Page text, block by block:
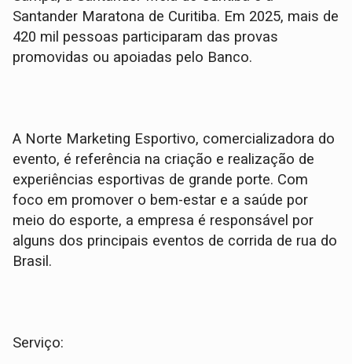
Santander Maratona de Curitiba. Em 2025, mais de
420 mil pessoas participaram das provas
promovidas ou apoiadas pelo Banco.
A Norte Marketing Esportivo, comercializadora do
evento, é referência na criação e realização de
experiências esportivas de grande porte. Com
foco em promover o bem-estar e a saúde por
meio do esporte, a empresa é responsável por
alguns dos principais eventos de corrida de rua do
Brasil.
Serviço: